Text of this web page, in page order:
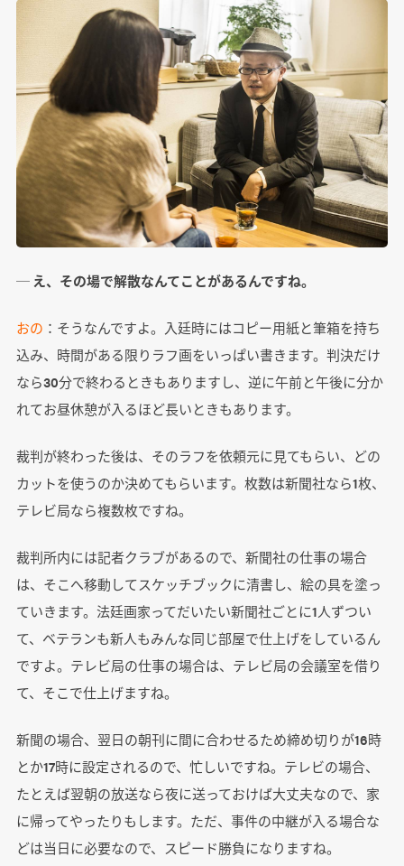
─ え、その場で解散なんてことがあるんですね。
おの ：そうなんですよ。入廷時にはコピー用紙と筆箱を持ち
込み、時間がある限りラフ画をいっぱい書きます。判決だけ
なら30分で終わるときもありますし、逆に午前と午後に分か
れてお昼休憩が入るほど長いときもあります。
裁判が終わった後は、そのラフを依頼元に見てもらい、どの
カットを使うのか決めてもらいます。枚数は新聞社なら1枚、
テレビ局なら複数枚ですね。
裁判所内には記者クラブがあるので、新聞社の仕事の場合
は、そこへ移動してスケッチブックに清書し、絵の具を塗っ
ていきます。法廷画家ってだいたい新聞社ごとに1人ずつい
て、ベテランも新人もみんな同じ部屋で仕上げをしているん
ですよ。テレビ局の仕事の場合は、テレビ局の会議室を借り
て、そこで仕上げますね。
新聞の場合、翌日の朝刊に間に合わせるため締め切りが16時
とか17時に設定されるので、忙しいですね。テレビの場合、
たとえば翌朝の放送なら夜に送っておけば大丈夫なので、家
に帰ってやったりもします。ただ、事件の中継が入る場合な
どは当日に必要なので、スピード勝負になりますね。